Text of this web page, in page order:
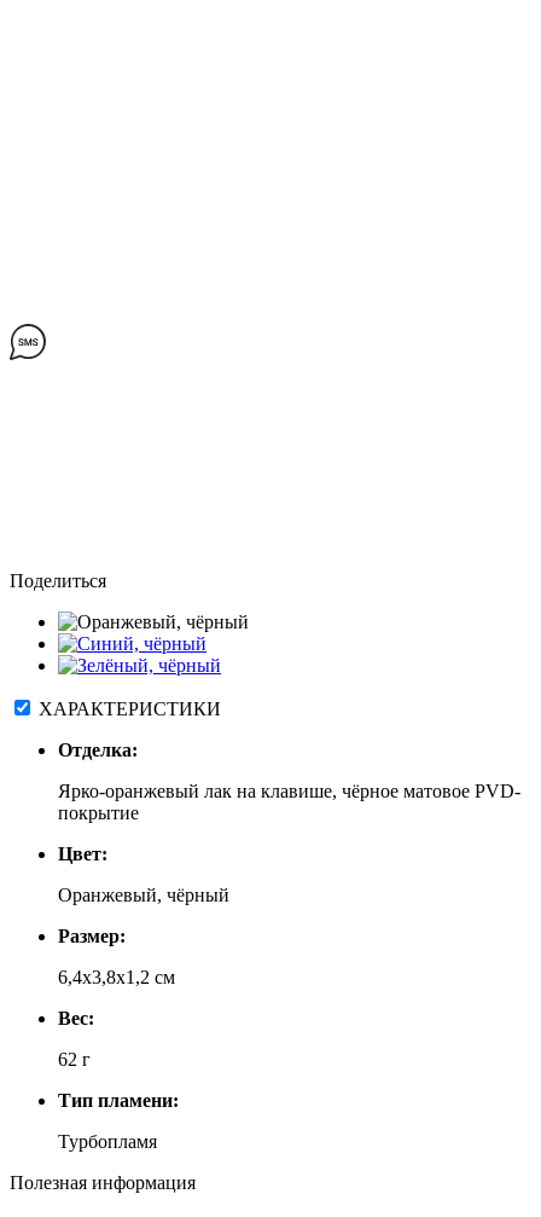
Поделиться
ХАРАКТЕРИСТИКИ
Отделка:
Ярко-оранжевый лак на клавише, чёрное матовое PVD-
покрытие
Цвет:
Оранжевый, чёрный
Размер:
6,4х3,8х1,2 см
Вес:
62 г
Тип пламени:
Турбопламя
Полезная информация